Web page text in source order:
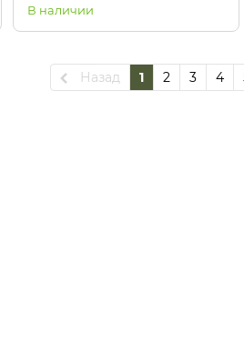
В наличии
Назад 1 2 3 4